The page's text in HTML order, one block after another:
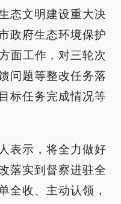
态文明建设重大决
政府生态环境保护
面工作，对三轮次
问题等整改任务落
标任务完成情况等
表示，将全力做好
落实到督察进驻全
全收、主动认领，